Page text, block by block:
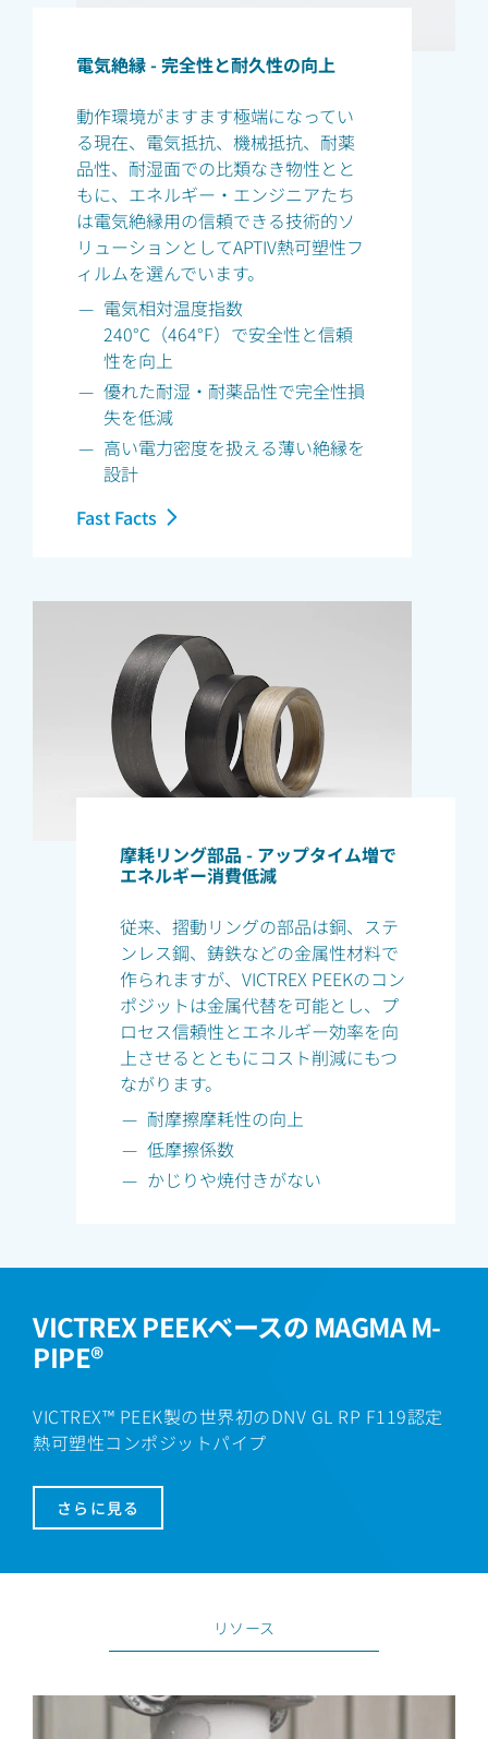
電気絶縁 - 完全性と耐久性の向上
動作環境がますます極端になってい
る現在、電気抵抗、機械抵抗、耐薬
品性、耐湿面での比類なき物性とと
もに、エネルギー・エンジニアたち
は電気絶縁用の信頼できる技術的ソ
リューションとしてAPTIV熱可塑性フ
ィルムを選んでいます。
電気相対温度指数
240°C（464°F）で安全性と信頼
性を向上
優れた耐湿・耐薬品性で完全性損
失を低減
高い電力密度を扱える薄い絶縁を
設計
Fast Facts
摩耗リング部品 - アップタイム増で
エネルギー消費低減
従来、摺動リングの部品は銅、ステ
ンレス鋼、鋳鉄などの金属性材料で
作られますが、VICTREX PEEKのコン
ポジットは金属代替を可能とし、プ
ロセス信頼性とエネルギー効率を向
上させるとともにコスト削減にもつ
ながります。
耐摩擦摩耗性の向上
低摩擦係数
かじりや焼付きがない
VICTREX PEEKベースの MAGMA M-
PIPE®
VICTREX™ PEEK製の世界初のDNV GL RP F119認定
熱可塑性コンポジットパイプ
さらに見る
リソース